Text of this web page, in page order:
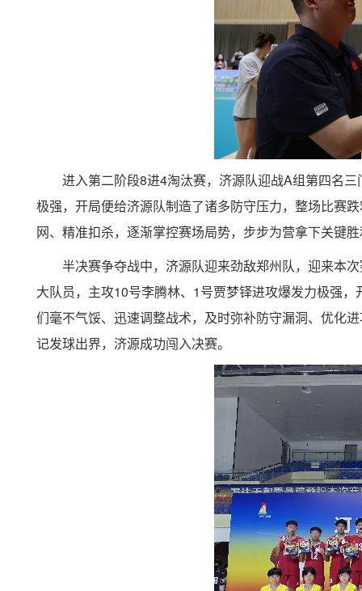
进入第二阶段8进4淘汰赛，济源队迎战A组第四名三
极强，开局便给济源队制造了诸多防守压力，整场比赛
网、精准扣杀，逐渐掌控赛场局势，步步为营拿下关键
半决赛争夺战中，济源队迎来劲敌郑州队，迎来本
大队员，主攻10号李腾林、 1号贾梦铎进攻爆发力极强
们毫不气馁、迅速调整战术，及时弥补防守漏洞、优化
记发球出界，济源成功闯入决赛。